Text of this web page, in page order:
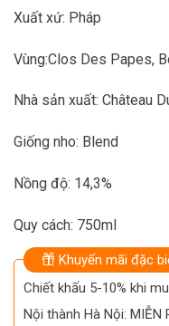
Xuất xứ: Pháp
Vùng:Clos Des Papes,
Nhà sản xuất: Château
Giống nho: Blend
Nồng độ: 14,3%
Quy cách: 750ml
Khuyến mãi đặc
Chiết khấu 5-10% khi
Nội thành Hà Nội: